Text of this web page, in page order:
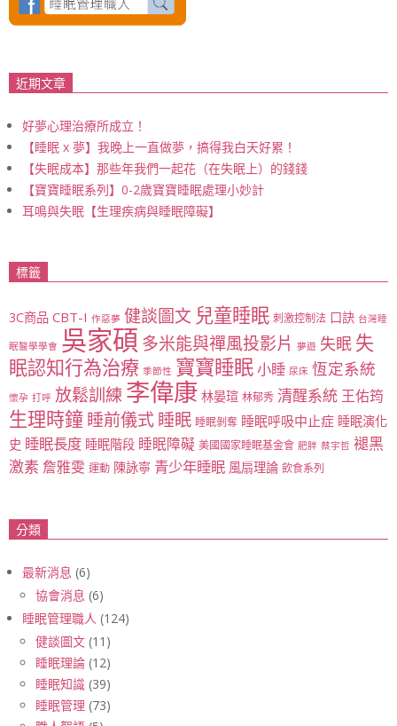
近期文章
好夢心理治療所成立！
【睡眠 x 夢】我晚上一直做夢，搞得我白天好累！
【失眠成本】那些年我們一起花（在失眠上）的錢錢
【寶寶睡眠系列】0-2歲寶寶睡眠處理小妙計
耳鳴與失眠【生理疾病與睡眠障礙】
標籤
3C商品 CBT-I 作惡夢 健談圖文 兒童睡眠 刺激控制法 口訣 台灣睡
眠醫學學會 吳家碩 多米能與禪風投影片 夢遊 失眠 失
眠認知行為治療 季節性 寶寶睡眠小睡 尿床 恆定系統
懷孕 打呼 放鬆訓練 李偉康 林晏瑄 林郁秀 清醒系統 王佑筠
生理時鐘睡前儀式睡眠 睡眠剝奪 睡眠呼吸中止症 睡眠演化
史 睡眠長度 睡眠階段 睡眠障礙 美國國家睡眠基金會 肥胖 蔡宇哲 褪黑
激素詹雅雯 運動 陳詠寧 青少年睡眠 風扇理論 飲食系列
分類
最新消息 (6)
協會消息 (6)
睡眠管理職人 (124)
健談圖文 (11)
睡眠理論 (12)
睡眠知識 (39)
睡眠管理 (73)